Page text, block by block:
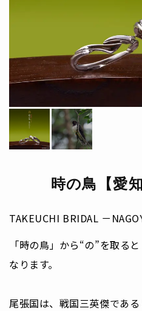
時の鳥【愛
TAKEUCHI BRIDAL －
「時の鳥」から“の”を取る
なります。
尾張国は、戦国三英傑である